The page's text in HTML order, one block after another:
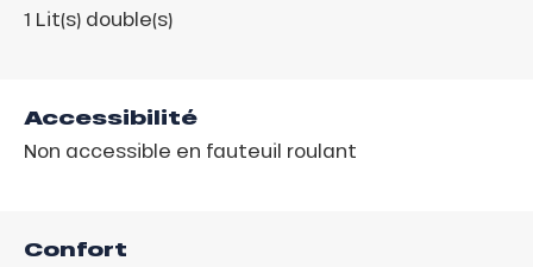
1 Lit(s) double(s)
Accessibilité
Non accessible en fauteuil roulant
Confort